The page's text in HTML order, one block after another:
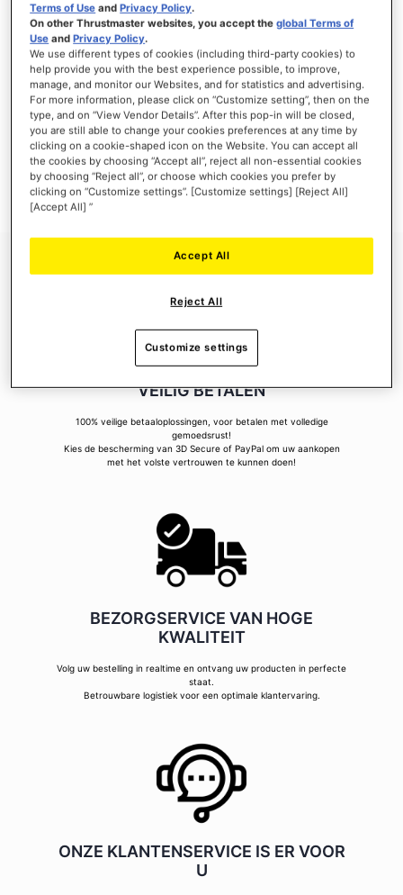
NIEUWE KLANTEN
Het aanmaken van een account heeft vele voordelen: sneller afhandelen, meer dan
één adres registreren, volgen van bestellingen en meer.
ACCOUNT AANMAKEN
VEILIG BETALEN
100% veilige betaaloplossingen, voor betalen met volledige
gemoedsrust!
Kies de bescherming van 3D Secure of PayPal om uw aankopen
met het volste vertrouwen te kunnen doen!
BEZORGSERVICE VAN HOGE
KWALITEIT
Volg uw bestelling in realtime en ontvang uw producten in perfecte
staat.
Betrouwbare logistiek voor een optimale klantervaring.
ONZE KLANTENSERVICE IS ER VOOR
U
Terms of Use andPrivacy Policy.
On other Thrustmaster websites, you accept theglobal Terms of
Use andPrivacy Policy.
We use different types of cookies (including third-party cookies) to
help provide you with the best experience possible, to improve,
manage, and monitor our Websites, and for statistics and advertising.
For more information, please click on “Customize setting”, then on the
type, and on “View Vendor Details”. After this pop-in will be closed,
you are still able to change your cookies preferences at any time by
clicking on a cookie-shaped icon on the Website. You can accept all
the cookies by choosing “Accept all”, reject all non-essential cookies
by choosing “Reject all”, or choose which cookies you prefer by
clicking on “Customize settings”. [Customize settings] [Reject All]
[Accept All] ”
Reject All
Accept All
Customize settings